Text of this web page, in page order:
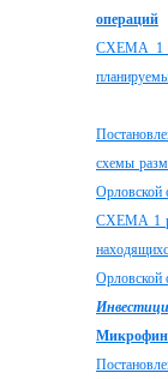
операций
СХЕМА 1
схемы
Орловской
СХЕМА 1
Орловской